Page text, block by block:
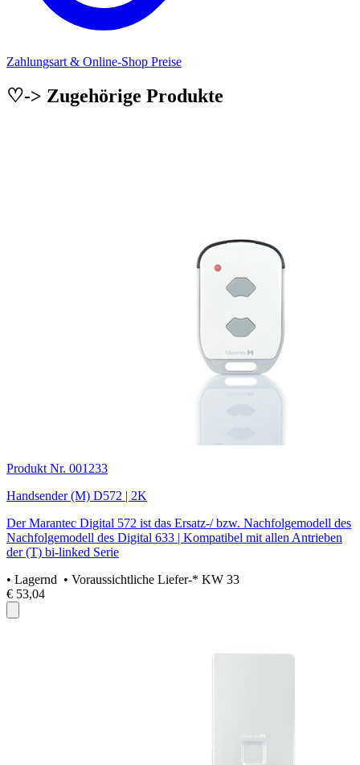
Zahlungsart & Online-Shop Preise
♡-> Zugehörige Produkte
Produkt Nr. 001233
Handsender (M) D572 | 2K
Der Marantec Digital 572 ist das Ersatz-/ bzw. Nachfolgemodell des
Nachfolgemodell des Digital 633 | Kompatibel mit allen Antrieben
der (T) bi-linked Serie
• Lagernd • Voraussichtliche Liefer-* KW 33
€ 53,04